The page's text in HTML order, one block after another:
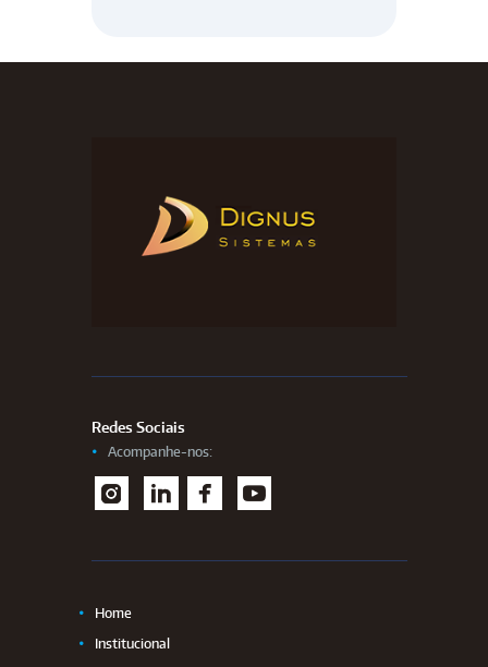
Redes Sociais
Acompanhe-nos:
nstag
inked aceb
outu
Home
Institucional